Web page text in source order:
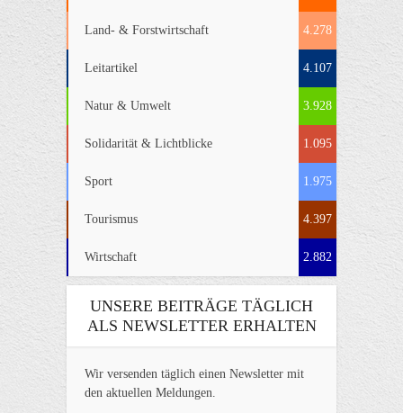
Land- & Forstwirtschaft 4.278
Leitartikel 4.107
Natur & Umwelt 3.928
Solidarität & Lichtblicke 1.095
Sport 1.975
Tourismus 4.397
Wirtschaft 2.882
UNSERE BEITRÄGE TÄGLICH
ALS NEWSLETTER ERHALTEN
Wir versenden täglich einen Newsletter mit
den aktuellen Meldungen.